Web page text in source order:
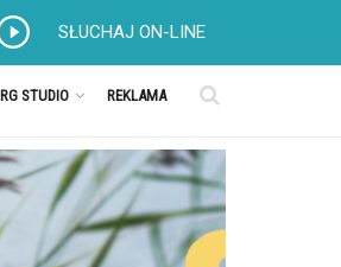
SŁUCHAJ ON-LINE
RG STUDIO REKLAMA